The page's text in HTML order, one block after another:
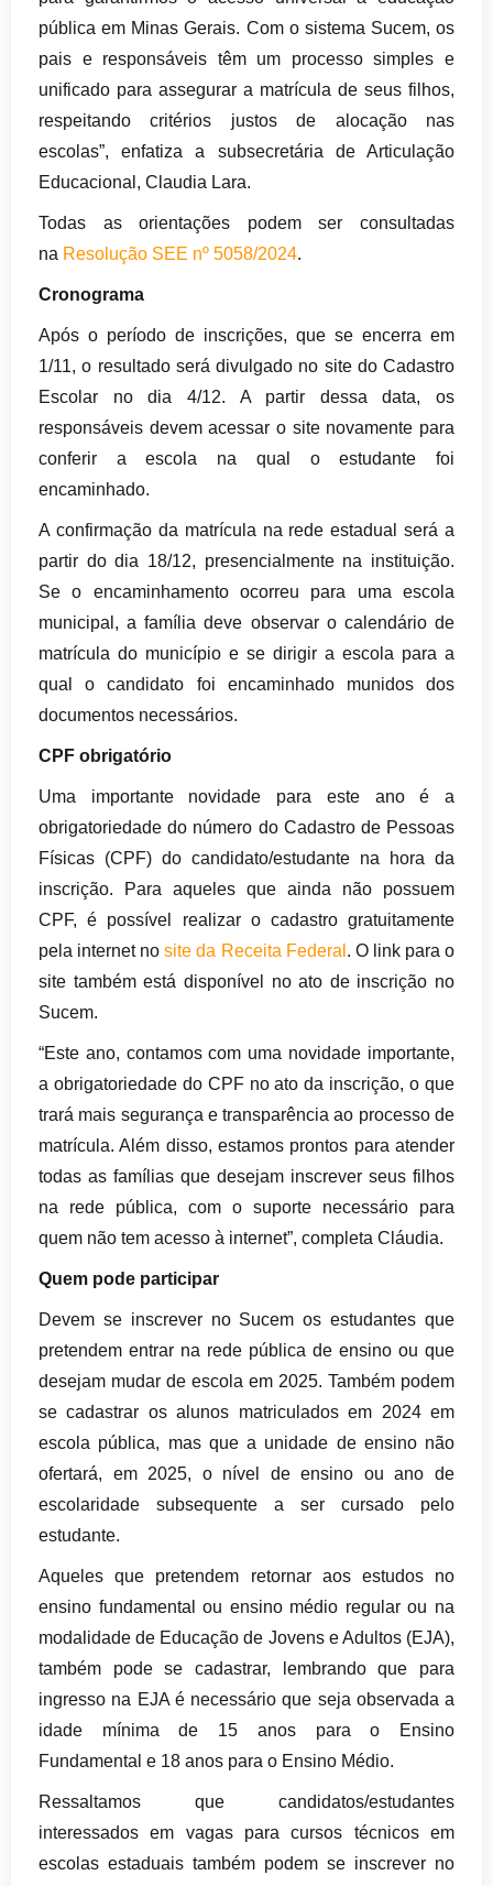
pública em Minas Gerais. Com o sistema Sucem, os
pais e responsáveis têm um processo simples e
unificado para assegurar a matrícula de seus filhos,
respeitando critérios justos de alocação nas
escolas”, enfatiza a subsecretária de Articulação
Educacional, Claudia Lara.
Todas as orientações podem ser consultadas
na Resolução SEE nº 5058/2024.
Cronograma
Após o período de inscrições, que se encerra em
1/11, o resultado será divulgado no site do Cadastro
Escolar no dia 4/12. A partir dessa data, os
responsáveis devem acessar o site novamente para
conferir a escola na qual o estudante foi
encaminhado.
A confirmação da matrícula na rede estadual será a
partir do dia 18/12, presencialmente na instituição.
Se o encaminhamento ocorreu para uma escola
municipal, a família deve observar o calendário de
matrícula do município e se dirigir a escola para a
qual o candidato foi encaminhado munidos dos
documentos necessários.
CPF obrigatório
Uma importante novidade para este ano é a
obrigatoriedade do número do Cadastro de Pessoas
Físicas (CPF) do candidato/estudante na hora da
inscrição. Para aqueles que ainda não possuem
CPF, é possível realizar o cadastro gratuitamente
pela internet nosite da Receita Federal . O link para o
site também está disponível no ato de inscrição no
Sucem.
“Este ano, contamos com uma novidade importante,
a obrigatoriedade do CPF no ato da inscrição, o que
trará mais segurança e transparência ao processo de
matrícula. Além disso, estamos prontos para atender
todas as famílias que desejam inscrever seus filhos
na rede pública, com o suporte necessário para
quem não tem acesso à internet”, completa Cláudia.
Quem pode participar
Devem se inscrever no Sucem os estudantes que
pretendem entrar na rede pública de ensino ou que
desejam mudar de escola em 2025. Também podem
se cadastrar os alunos matriculados em 2024 em
escola pública, mas que a unidade de ensino não
ofertará, em 2025, o nível de ensino ou ano de
escolaridade subsequente a ser cursado pelo
estudante.
Aqueles que pretendem retornar aos estudos no
ensino fundamental ou ensino médio regular ou na
modalidade de Educação de Jovens e Adultos (EJA),
também pode se cadastrar, lembrando que para
ingresso na EJA é necessário que seja observada a
idade mínima de 15 anos para o Ensino
Fundamental e 18 anos para o Ensino Médio.
Ressaltamos que candidatos/estudantes
interessados em vagas para cursos técnicos em
escolas estaduais também podem se inscrever no